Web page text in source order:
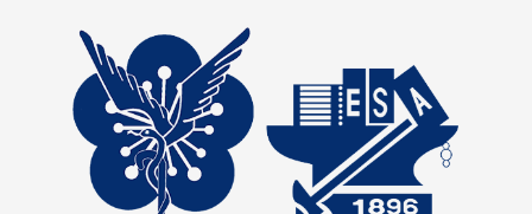
管理者登入